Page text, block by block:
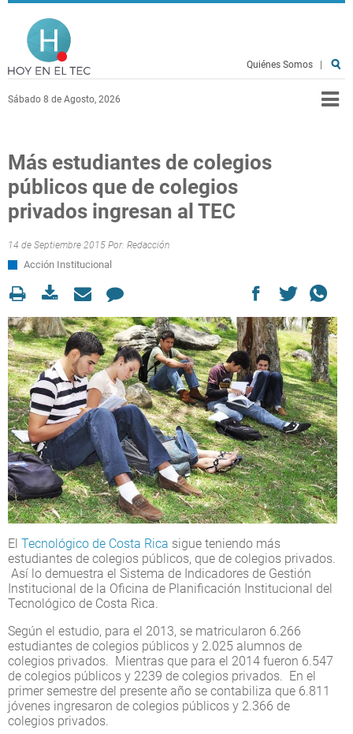
Pasar al contenido principal
Sábado 8 de Agosto, 2026
Quiénes Somos
Más estudiantes de colegios
públicos que de colegios
privados ingresan al TEC
14 de Septiembre 2015 Por: Redacción
Acción Institucional
El Tecnológico de Costa Rica sigue teniendo más
estudiantes de colegios públicos, que de colegios privados.
Así lo demuestra el Sistema de Indicadores de Gestión
Institucional de la Oficina de Planificación Institucional del
Tecnológico de Costa Rica.
Según el estudio, para el 2013, se matricularon 6.266
estudiantes de colegios públicos y 2.025 alumnos de
colegios privados. Mientras que para el 2014 fueron 6.547
de colegios públicos y 2239 de colegios privados. En el
primer semestre del presente año se contabiliza que 6.811
jóvenes ingresaron de colegios públicos y 2.366 de
colegios privados.